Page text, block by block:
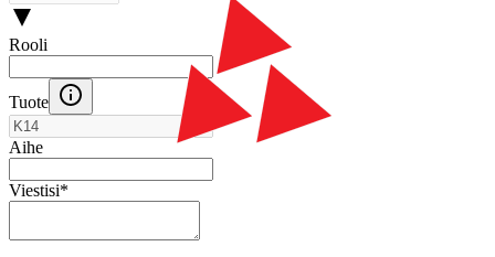
Rooli
Tuote
Aihe
Viestisi*